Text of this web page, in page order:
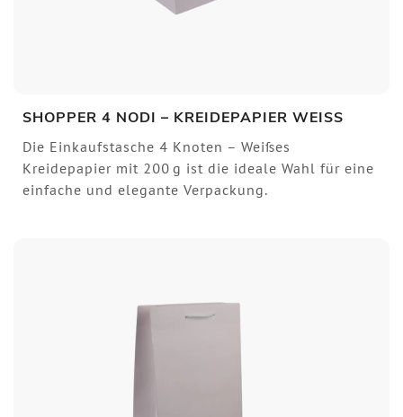
SHOPPER 4 NODI – KREIDEPAPIER WEISS
Die Einkaufstasche 4 Knoten – Weißes
Kreidepapier mit 200 g ist die ideale Wahl für eine
einfache und elegante Verpackung.